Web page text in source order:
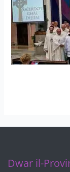
Dwar il-